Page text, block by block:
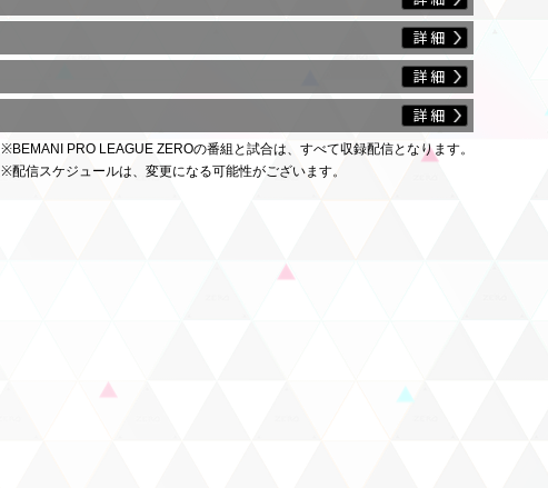
※BEMANI PRO LEAGUE ZEROの番組と試合は、すべて収録配信となります。
※配信スケジュールは、変更になる可能性がございます。